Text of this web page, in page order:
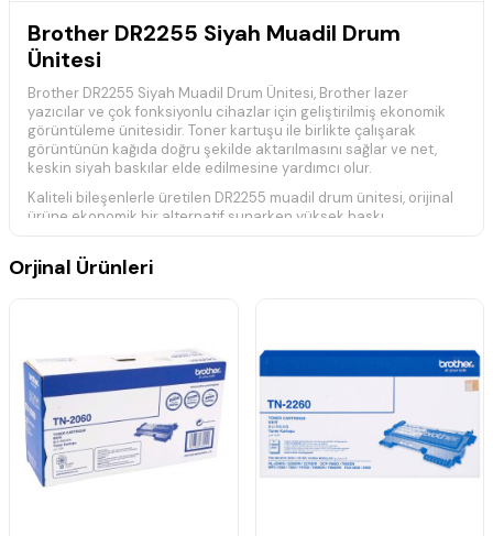
Brother DR2255 Siyah Muadil Drum
Ünitesi
Brother DR2255 Siyah Muadil Drum Ünitesi, Brother lazer
yazıcılar ve çok fonksiyonlu cihazlar için geliştirilmiş ekonomik
görüntüleme ünitesidir. Toner kartuşu ile birlikte çalışarak
görüntünün kağıda doğru şekilde aktarılmasını sağlar ve net,
keskin siyah baskılar elde edilmesine yardımcı olur.
Kaliteli bileşenlerle üretilen DR2255 muadil drum ünitesi, orijinal
ürüne ekonomik bir alternatif sunarken yüksek baskı
kullanıldığında stabil baskı kalitesi sunarak günlük ve yoğun ofis
kullanımları için ideal bir çözümdür.
Ürün Özellikleri
Brother DR2255 uyumlu muadil drum ünitesi
Ekonomik ve yüksek verimli kullanım
Net ve keskin siyah baskı desteği
Yüksek baskı performansı
Stabil ve güvenilir çalışma
Orjinal Ürünleri